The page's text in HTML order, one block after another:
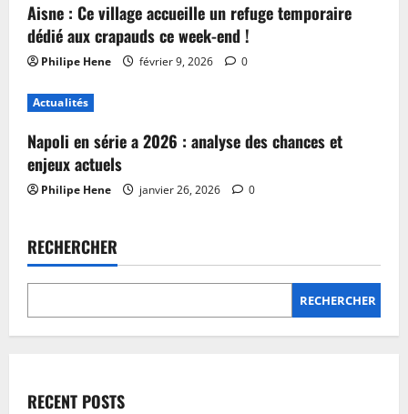
Aisne : Ce village accueille un refuge temporaire
dédié aux crapauds ce week-end !
Philipe Hene février 9, 2026 0
Actualités
Napoli en série a 2026 : analyse des chances et
enjeux actuels
Philipe Hene janvier 26, 2026 0
RECHERCHER
RECHERCHER
RECENT POSTS